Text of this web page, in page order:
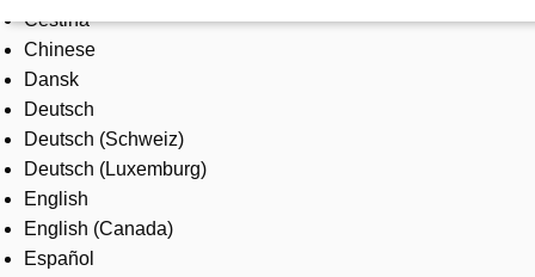
Products & Solutions
Industries
Services
About us
Where to buy
Contact us
Careers
Čeština
Chinese
Dansk
Deutsch
Deutsch (Schweiz)
Deutsch (Luxemburg)
English
English (Canada)
Español